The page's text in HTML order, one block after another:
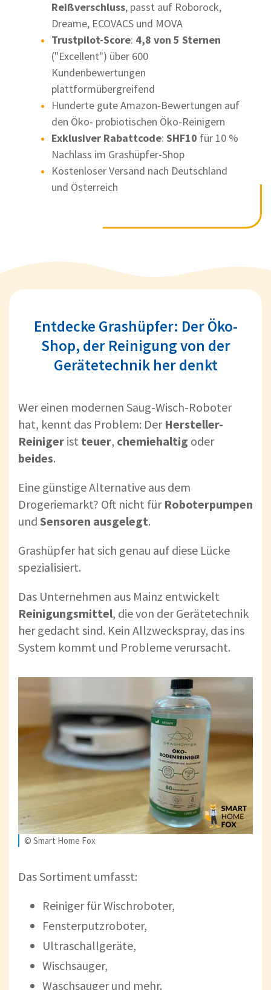
Reißverschluss, passt auf Roborock,
Dreame, ECOVACS und MOVA
Trustpilot-Score: 4,8 von 5 Sternen
("Excellent") über 600
Kundenbewertungen
plattformübergreifend
Hunderte gute Amazon-Bewertungen auf
den Öko- probiotischen Öko-Reinigern
Exklusiver Rabattcode: SHF10 für 10 %
Nachlass im Grashüpfer-Shop
Kostenloser Versand nach Deutschland
und Österreich
Entdecke Grashüpfer: Der Öko-
Shop, der Reinigung von der
Gerätetechnik her denkt
Wer einen modernen Saug-Wisch-Roboter
hat, kennt das Problem: Der Hersteller-
Reiniger ist teuer, chemiehaltig oder
beides.
Eine günstige Alternative aus dem
Drogeriemarkt? Oft nicht für Roboterpumpen
und Sensoren ausgelegt.
Grashüpfer hat sich genau auf diese Lücke
spezialisiert.
Das Unternehmen aus Mainz entwickelt
Reinigungsmittel, die von der Gerätetechnik
her gedacht sind. Kein Allzweckspray, das ins
System kommt und Probleme verursacht.
© Smart Home Fox
Das Sortiment umfasst:
Reiniger für Wischroboter,
Fensterputzroboter,
Ultraschallgeräte,
Wischsauger,
Waschsauger und mehr.